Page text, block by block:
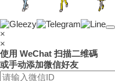
×
×
使用 WeChat 扫描二维碼
或手动添加微信好友